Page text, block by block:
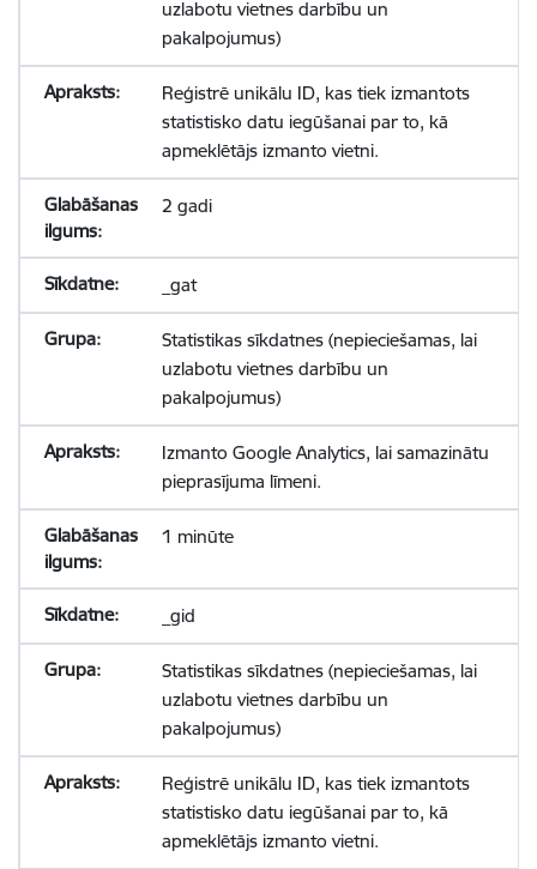
uzlabotu vietnes darbību un
pakalpojumus)
Reģistrē unikālu ID, kas tiek izmantots
statistisko datu iegūšanai par to, kā
apmeklētājs izmanto vietni.
2 gadi
_gat
Statistikas sīkdatnes (nepieciešamas, lai
uzlabotu vietnes darbību un
pakalpojumus)
Izmanto Google Analytics, lai samazinātu
pieprasījuma līmeni.
1 minūte
_gid
Statistikas sīkdatnes (nepieciešamas, lai
uzlabotu vietnes darbību un
pakalpojumus)
Reģistrē unikālu ID, kas tiek izmantots
statistisko datu iegūšanai par to, kā
apmeklētājs izmanto vietni.